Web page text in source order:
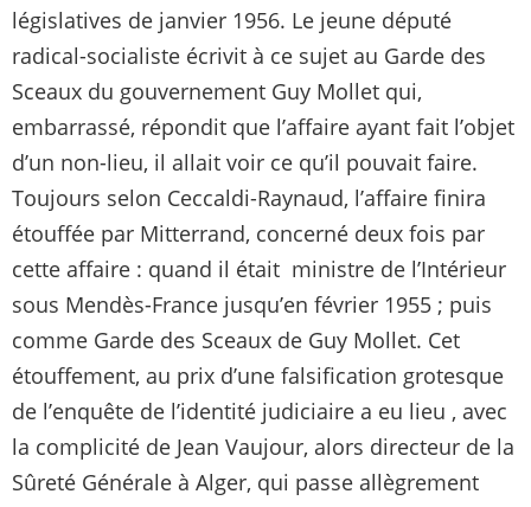
législatives de janvier 1956. Le jeune député
radical-socialiste écrivit à ce sujet au Garde des
Sceaux du gouvernement Guy Mollet qui,
embarrassé, répondit que l’affaire ayant fait l’objet
d’un non-lieu, il allait voir ce qu’il pouvait faire.
Toujours selon Ceccaldi-Raynaud, l’affaire finira
étouffée par Mitterrand, concerné deux fois par
cette affaire : quand il était ministre de l’Intérieur
sous Mendès-France jusqu’en février 1955 ; puis
comme Garde des Sceaux de Guy Mollet. Cet
étouffement, au prix d’une falsification grotesque
de l’enquête de l’identité judiciaire a eu lieu , avec
la complicité de Jean Vaujour, alors directeur de la
Sûreté Générale à Alger, qui passe allègrement